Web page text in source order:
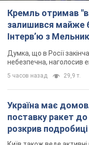
Київ також веде
партнерами
3 часа назад 2,7 т.
Дбала про учнів
внаслідок удару
директорка
Вічна пам'ять жертвам
3 часа назад 14,5 т.